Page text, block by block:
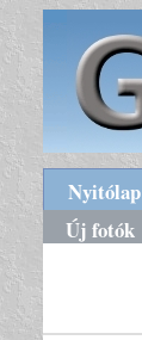
Nyitólap
Új fotók